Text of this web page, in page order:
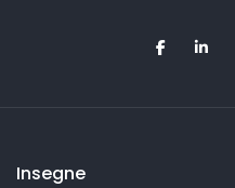
Insegne